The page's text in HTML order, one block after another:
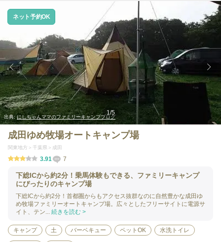
出典:にしちゃんママのファミリーキャンプブログ
1/5
ネット予約OK
成田ゆめ牧場オートキャンプ場
関東地方 千葉県 成田
3.91 7
下総ICから約2分！乗馬体験もできる、ファミリーキャンプ
にぴったりのキャンプ場
下総ICから約2分！首都圏からもアクセス抜群なのに自然豊かな成田ゆ
め牧場ファミリーオートキャンプ場。広々としたフリーサイトに電源サ
イト、テン... 続きを読む >
キャンプ 土 バーベキュー ペットOK 水洗トイレ